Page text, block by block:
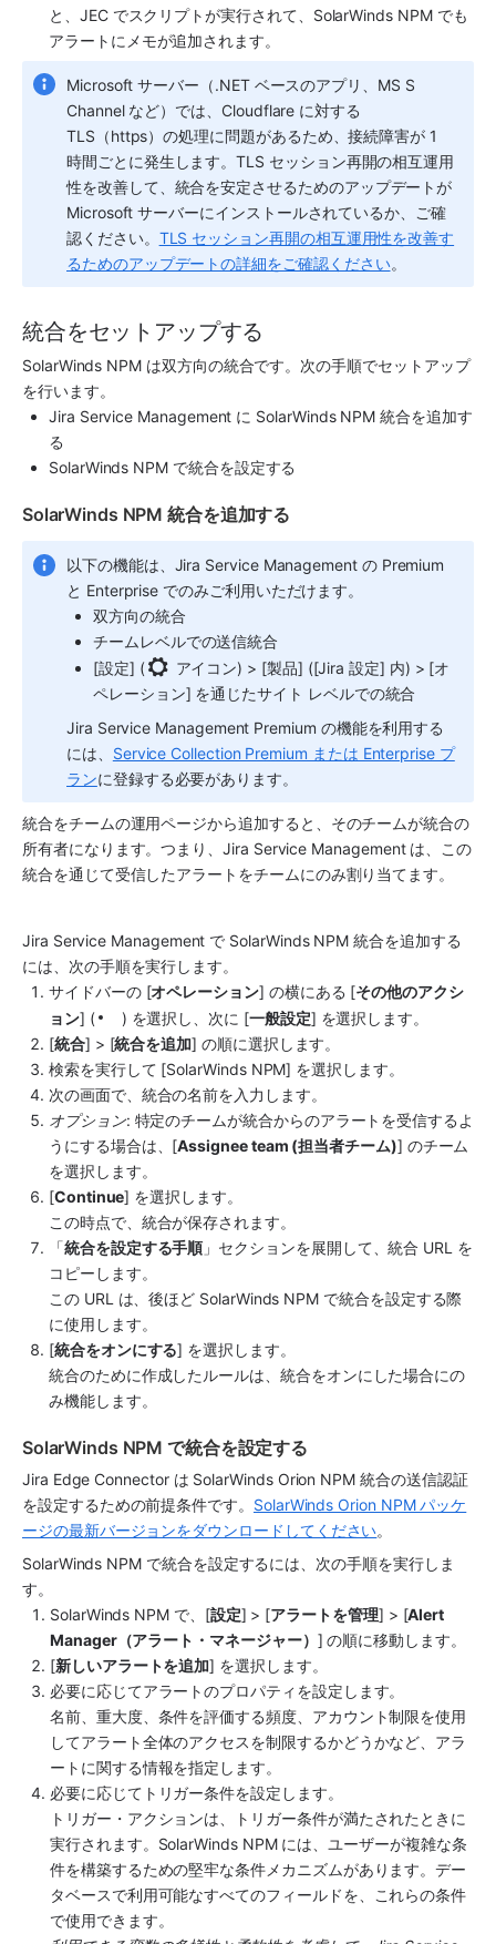
と、JEC でスクリプトが実行されて、SolarWinds NPM でも
アラートにメモが追加されます。
Microsoft サーバー（.NET ベースのアプリ、MS S
Channel など）では、Cloudflare に対する
TLS（https）の処理に問題があるため、接続障害が 1
時間ごとに発生します。TLS セッション再開の相互運用
性を改善して、統合を安定させるためのアップデートが
Microsoft サーバーにインストールされているか、ご確
認ください。 TLS セッション再開の相互運用性を改善す
るためのアップデートの詳細をご確認ください。
統合をセットアップする
SolarWinds NPM は双方向の統合です。次の手順でセットアップ
を行います。
Jira Service Management に SolarWinds NPM 統合を追加す
る
SolarWinds NPM で統合を設定する
SolarWinds NPM 統合を追加する
以下の機能は、 Jira Service Management の Premium
と Enterprise でのみご利用いただけます。
双方向の統合
チームレベルでの送信統合
[設定] (
アイコン) > [製品] ([Jira 設定] 内) > [オ
ペレーション] を通じたサイト レベルでの統合
Jira Service Management Premium の機能を利用する
には、 Service Collection Premium または Enterprise プ
ランに登録する必要があります。
統合をチームの運用ページから追加すると、そのチームが統合の
所有者になります。つまり、Jira Service Management は、この
統合を通じて受信したアラートをチームにのみ割り当てます。
Jira Service Management で SolarWinds NPM 統合を追加する
には、次の手順を実行します。
サイドバーの [オペレーション] の横にある [その他のアクシ
ョン] ( ) を選択し、次に [一般設定] を選択します。
[統合] > [統合を追加] の順に選択します。
検索を実行して [SolarWinds NPM] を選択します。
次の画面で、統合の名前を入力します。
オプション: 特定のチームが統合からのアラートを受信するよ
うにする場合は、[Assignee team (担当者チーム)] のチーム
を選択します。
[Continue] を選択します。
この時点で、統合が保存されます。
「統合を設定する手順 」セクションを展開して、統合 URL を
コピーします。
この URL は、後ほど SolarWinds NPM で統合を設定する際
に使用します。
[統合をオンにする] を選択します。
統合のために作成したルールは、統合をオンにした場合にの
み機能します。
SolarWinds NPM で統合を設定する
Jira Edge Connector は SolarWinds Orion NPM 統合の送信認証
を設定するための前提条件です。 SolarWinds Orion NPM パッケ
ージの最新バージョンをダウンロードしてください。
SolarWinds NPM で統合を設定するには、次の手順を実行しま
す。
SolarWinds NPM で、[設定] > [アラートを管理] > [Alert
Manager（アラート・マネージャー） ] の順に移動します。
[新しいアラートを追加] を選択します。
必要に応じてアラートのプロパティを設定します。
名前、重大度、条件を評価する頻度、アカウント制限を使用
してアラート全体のアクセスを制限するかどうかなど、アラ
ートに関する情報を指定します。
必要に応じてトリガー条件を設定します。
トリガー・アクションは、トリガー条件が満たされたときに
実行されます。SolarWinds NPM には、ユーザーが複雑な条
件を構築するための堅牢な条件メカニズムがあります。デー
タベースで利用可能なすべてのフィールドを、これらの条件
で使用できます。